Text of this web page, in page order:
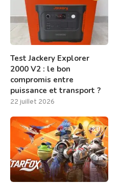
Test Jackery Explorer
2000 V2 : le bon
compromis entre
puissance et transport ?
22 juillet 2026
8.0